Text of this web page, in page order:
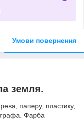
Умови повернення
земля.
паперу, пластику,
Фарба